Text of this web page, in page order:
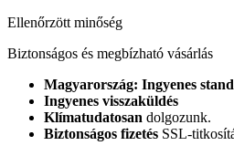
Ellenőrzött minőség
Biztonságos és megbízható vásárlás
Magyarország: Ingyenes
Ingyenes visszaküldés
Klímatudatosan dolgozunk.
Biztonságos fizetés SSL-